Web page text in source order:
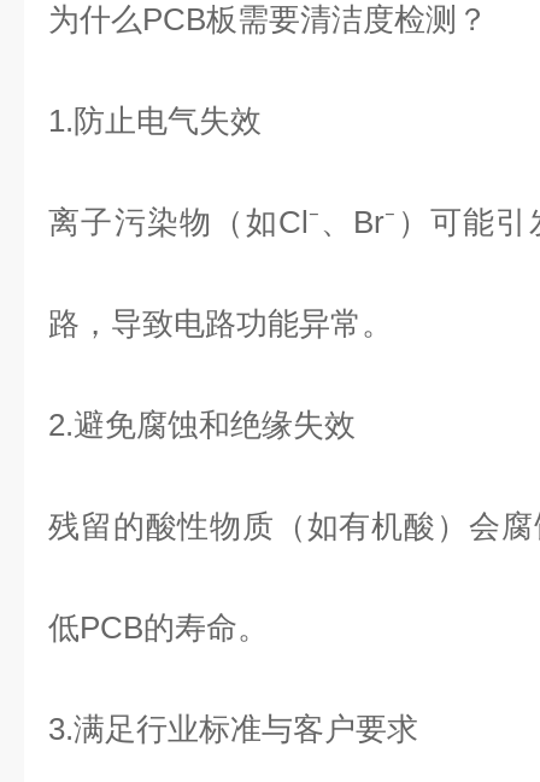
为什么PCB板需要清洁度检测？
1.防止电气失效
离子污染物（如Cl⁻、Br⁻）可能
路，导致电路功能异常。
2.避免腐蚀和绝缘失效
残留的酸性物质（如有机酸）会
低PCB的寿命。
3.满足行业标准与客户要求